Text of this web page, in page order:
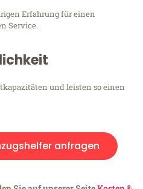
Erfahrung für einen
Service.
und leisten so einen
anfragen